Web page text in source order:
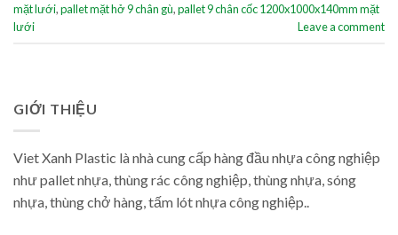
mặt lưới,pallet mặt hở 9 chân gù,pallet 9 chân cốc 1200x1000x140mm mặt
lưới
Leave a comment
GIỚI THIỆU
Viet Xanh Plastic là nhà cung cấp hàng đầu nhựa công nghiệp
như pallet nhựa, thùng rác công nghiệp, thùng nhựa, sóng
nhựa, thùng chở hàng, tấm lót nhựa công nghiệp..